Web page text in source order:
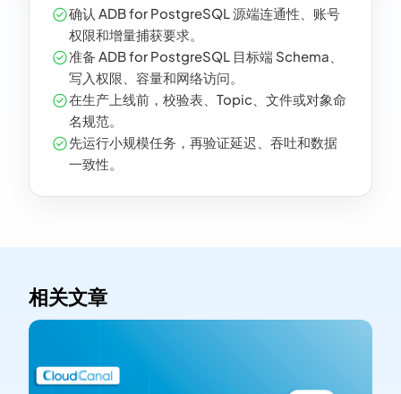
确认 ADB for PostgreSQL 源端连通性、账号
权限和增量捕获要求。
准备 ADB for PostgreSQL 目标端 Schema、
写入权限、容量和网络访问。
在生产上线前，校验表、Topic、文件或对象命
名规范。
先运行小规模任务，再验证延迟、吞吐和数据
一致性。
相关文章